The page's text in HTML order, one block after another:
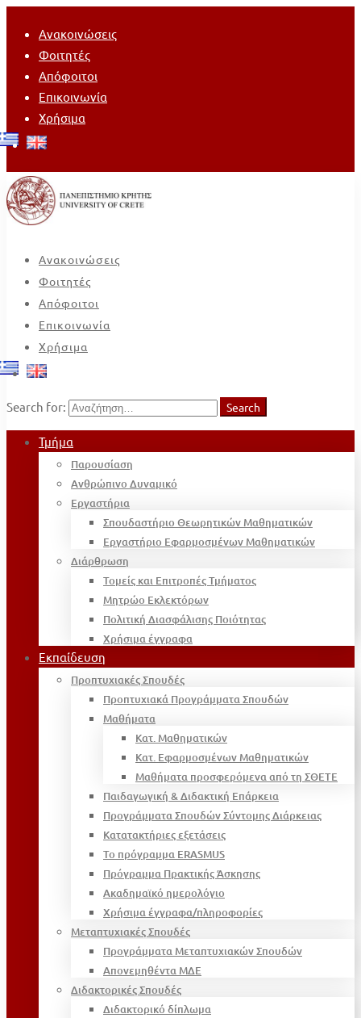
Ανακοινώσεις
Φοιτητές
Απόφοιτοι
Επικοινωνία
Χρήσιμα
Ανακοινώσεις
Φοιτητές
Απόφοιτοι
Επικοινωνία
Χρήσιμα
Search for: Search
Τμήμα
Παρουσίαση
Ανθρώπινο Δυναμικό
Εργαστήρια
Σπουδαστήριο Θεωρητικών Μαθηματικών
Εργαστήριο Εφαρμοσμένων Μαθηματικών
Διάρθρωση
Τομείς και Επιτροπές Τμήματος
Μητρώο Εκλεκτόρων
Πολιτική Διασφάλισης Ποιότητας
Χρήσιμα έγγραφα
Εκπαίδευση
Προπτυχιακές Σπουδές
Προπτυχιακά Προγράμματα Σπουδών
Μαθήματα
Κατ. Μαθηματικών
Κατ. Εφαρμοσμένων Μαθηματικών
Μαθήματα προσφερόμενα από τη ΣΘΕΤΕ
Παιδαγωγική & Διδακτική Επάρκεια
Προγράμματα Σπουδών Σύντομης Διάρκειας
Κατατακτήριες εξετάσεις
Το πρόγραμμα ERASMUS
Πρόγραμμα Πρακτικής Άσκησης
Ακαδημαϊκό ημερολόγιο
Χρήσιμα έγγραφα/πληροφορίες
Μεταπτυχιακές Σπουδές
Προγράμματα Μεταπτυχιακών Σπουδών
Απονεμηθέντα ΜΔΕ
Διδακτορικές Σπουδές
Διδακτορικό δίπλωμα